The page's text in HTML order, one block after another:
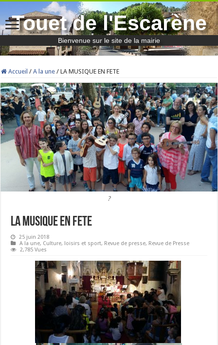
Touet de l'Escarène
Bienvenue sur le site de la mairie
Accueil / A la une / LA MUSIQUE EN FETE
?
LA MUSIQUE EN FETE
25 juin 2018
A la une, Culture, loisirs et sport, Revue de presse, Revue de Presse
2,785 Vues